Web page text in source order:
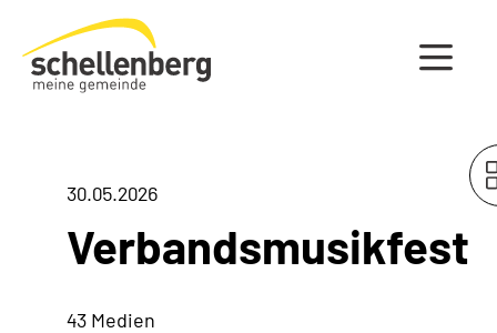
Gemeinde Schellenberg Startseite
30.05.2026
Verbandsmusikfest
43 Medien